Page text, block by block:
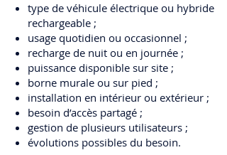
type de véhicule électrique ou hybride
rechargeable ;
usage quotidien ou occasionnel ;
recharge de nuit ou en journée ;
puissance disponible sur site ;
borne murale ou sur pied ;
installation en intérieur ou extérieur ;
besoin d’accès partagé ;
gestion de plusieurs utilisateurs ;
évolutions possibles du besoin.